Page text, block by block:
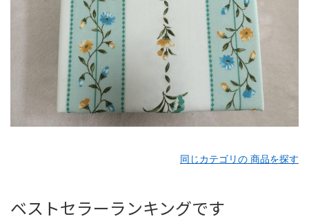
同じカテゴリの 商品を探す
ベストセラーランキングです